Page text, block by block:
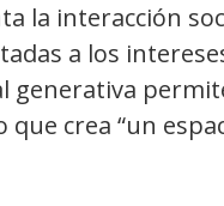
la interacción
a los
generativa
crea “un